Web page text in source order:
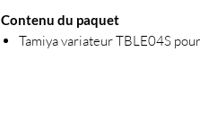
Contenu du paquet
Tamiya variateur TBLE04S